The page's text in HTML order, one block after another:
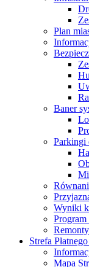
Plan
Baner
Parkingi
Wyniki
Strefa
Mapa